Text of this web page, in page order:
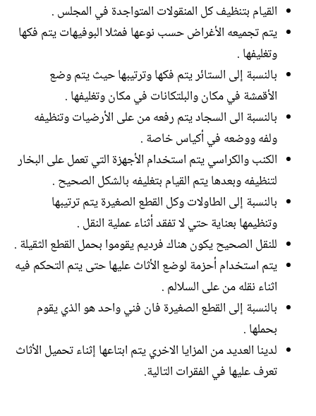
القيام بتنظيف كل المنقولات المتواجدة في المجلس .
يتم تجميعه الأغراض حسب نوعها فمثلا البوفيهات يتم فكها
وتغليفها .
بالنسبة إلى الستائر يتم فكها وترتيبها حيث يتم وضع
الأقمشة في مكان والبلتكانات في مكان وتغليفها .
بالنسبة الى السجاد يتم رفعه من على الأرضيات وتنظيفه
ولفه ووضعه في أكياس خاصة .
الكنب والكراسي يتم استخدام الأجهزة التي تعمل على البخار
لتنظيفه وبعدها يتم القيام بتغليفه بالشكل الصحيح .
بالنسبة إلى الطاولات وكل القطع الصغيرة يتم ترتيبها
وتنظيمها بعناية حتي لا تفقد أثناء عملية النقل .
للنقل الصحيح يكون هناك فرديم يقوموا بحمل القطع الثقيلة .
يتم استخدام أحزمة لوضع الأثاث عليها حتى يتم التحكم فيه
اثناء نقله من على السلالم .
بالنسبة إلى القطع الصغيرة فان فني واحد هو الذي يقوم
بحملها .
لدينا العديد من المزايا الاخري يتم ابتاعها إثناء تحميل الأثاث
تعرف عليها في الفقرات التالية.